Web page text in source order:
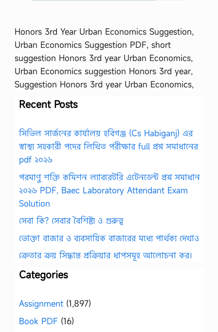
Honors 3rd Year Urban Economics Suggestion,
Urban Economics Suggestion PDF, short
suggestion Honors 3rd year Urban Economics,
Urban Economics suggestion Honors 3rd year,
Suggestion Honors 3rd year Urban Economics,
Recent Posts
সিভিল সার্জনের কার্যালয় হবিগঞ্জ (Cs Habiganj) এর
স্বাস্থ্য সহকারী পদের লিখিত পরীক্ষার full প্রশ্ন সমাধানের
pdf ২০২৬
পরমাণু শক্তি কমিশন ল্যাবরেটরি এটেনডেন্ট প্রশ্ন সমাধান
২০২৬ PDF, Baec Laboratory Attendant Exam
Solution
সেবা কি? সেবার বৈশিষ্ট্য ও গুরুত্ব
ভোক্তা বাজার ও ব্যবসায়িক বাজারের মধ্যে পার্থক্য দেখাও
ক্রেতার ক্রয় সিদ্ধান্ত প্রক্রিয়ার ধাপসমূহ আলোচনা কর।
Categories
Assignment (1,897)
Book PDF (16)